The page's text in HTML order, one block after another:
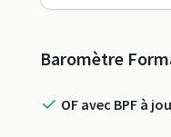
Profil
Baromètre
OF avec BPF à